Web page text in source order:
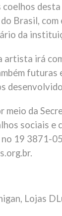
Brasil,
da
irá
futuras
meio da
sociais e
19 3871-
Lojas